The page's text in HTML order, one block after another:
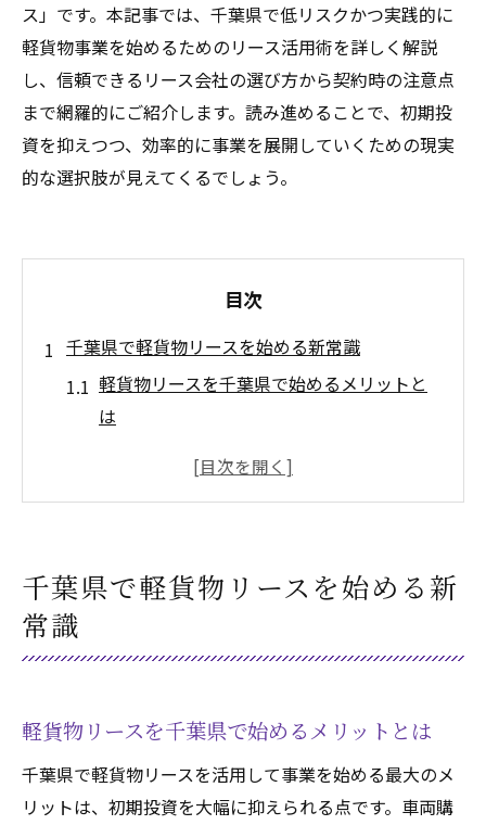
ス」です。本記事では、千葉県で低リスクかつ実践的に
軽貨物事業を始めるためのリース活用術を詳しく解説
し、信頼できるリース会社の選び方から契約時の注意点
まで網羅的にご紹介します。読み進めることで、初期投
資を抑えつつ、効率的に事業を展開していくための現実
的な選択肢が見えてくるでしょう。
目次
千葉県で軽貨物リースを始める新常識
軽貨物リースを千葉県で始めるメリットと
は
千葉県の軽貨物事業参入が注目される理由
軽貨物リース会社のサポート体制を比較す
低リスク運営に最適な軽貨物車両の選び方
説
低リスク運営を叶える軽貨物リースの条件
千葉県で見逃せない軽貨物車両選びの基準
千葉県で軽貨物リースを始める新
常識
軽貨物リースを千葉県で始めるメリットとは
千葉県で軽貨物リースを活用して事業を始める最大のメ
リットは、初期投資を大幅に抑えられる点です。車両購